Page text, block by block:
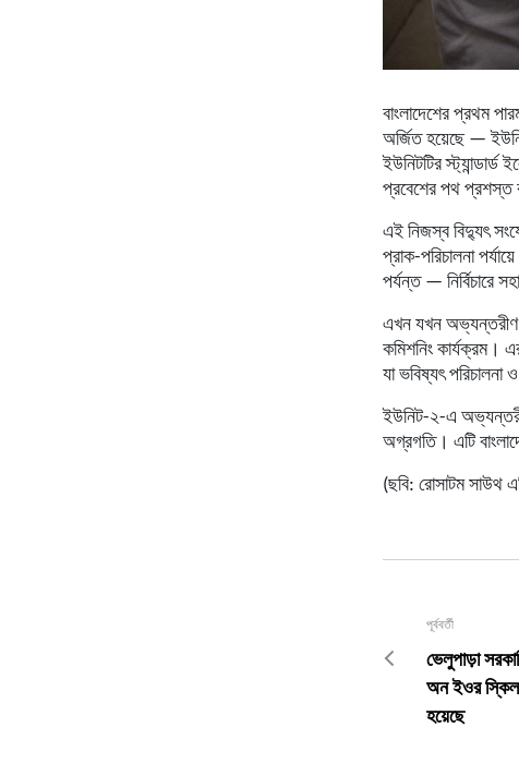
বাংলাদেশের প্রথম
অর্জিত হয়েছে —
ইউনিটটির স্ট্যান্ডার্ড
প্রবেশের পথ প্রশস্ত
এই নিজস্ব বিদ্যুৎ
প্রাক-পরিচালনা
পর্যন্ত — নির্বিচারে
এখন যখন অভ্যন্তরীণ
কমিশনিং কার্যক্রম।
যা ভবিষ্যৎ
ইউনিট-২-এ
অগ্রগতি। এটি
(ছবি: রোসাটম সাউথ
পূর্ববর্তী
ভেলুপাড়া
অন ইওর স্কিল”
হয়েছে